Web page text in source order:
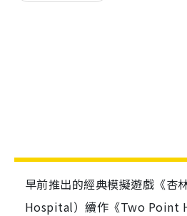
早前推出的經典模擬遊戲《杏
Hospital）續作《Two Point